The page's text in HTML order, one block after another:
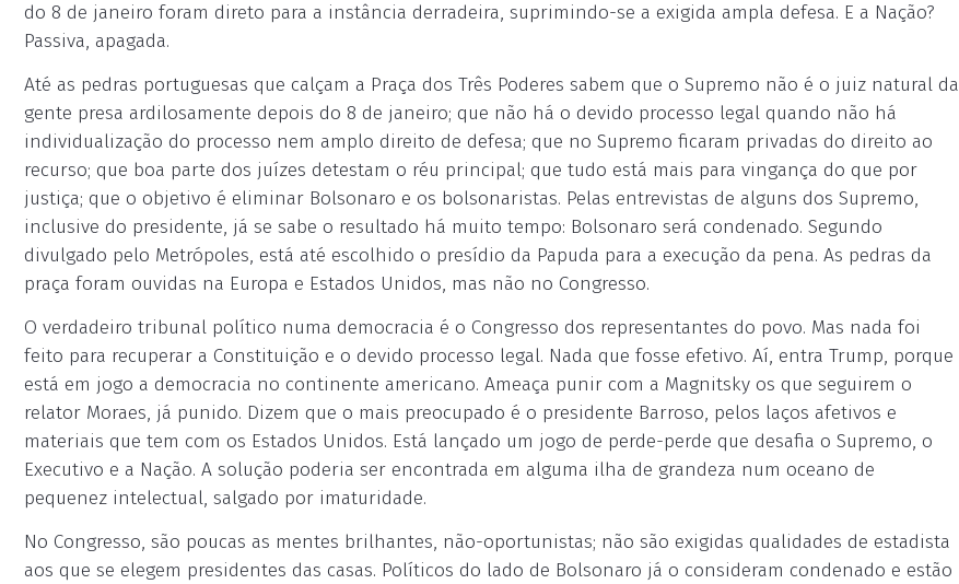
do 8 de janeiro foram direto para a instância derradeira, suprimindo-se a exigida ampla defesa. E a Nação?
Passiva, apagada.
Até as pedras portuguesas que calçam a Praça dos Três Poderes sabem que o Supremo não é o juiz natural da
gente presa ardilosamente depois do 8 de janeiro; que não há o devido processo legal quando não há
individualização do processo nem amplo direito de defesa; que no Supremo ficaram privadas do direito ao
recurso; que boa parte dos juízes detestam o réu principal; que tudo está mais para vingança do que por
justiça; que o objetivo é eliminar Bolsonaro e os bolsonaristas. Pelas entrevistas de alguns dos Supremo,
inclusive do presidente, já se sabe o resultado há muito tempo: Bolsonaro será condenado. Segundo
divulgado pelo Metrópoles, está até escolhido o presídio da Papuda para a execução da pena. As pedras da
praça foram ouvidas na Europa e Estados Unidos, mas não no Congresso.
O verdadeiro tribunal político numa democracia é o Congresso dos representantes do povo. Mas nada foi
feito para recuperar a Constituição e o devido processo legal. Nada que fosse efetivo. Aí, entra Trump, porque
está em jogo a democracia no continente americano. Ameaça punir com a Magnitsky os que seguirem o
relator Moraes, já punido. Dizem que o mais preocupado é o presidente Barroso, pelos laços afetivos e
materiais que tem com os Estados Unidos. Está lançado um jogo de perde-perde que desafia o Supremo, o
Executivo e a Nação. A solução poderia ser encontrada em alguma ilha de grandeza num oceano de
pequenez intelectual, salgado por imaturidade.
No Congresso, são poucas as mentes brilhantes, não-oportunistas; não são exigidas qualidades de estadista
aos que se elegem presidentes das casas. Políticos do lado de Bolsonaro já o consideram condenado e estão